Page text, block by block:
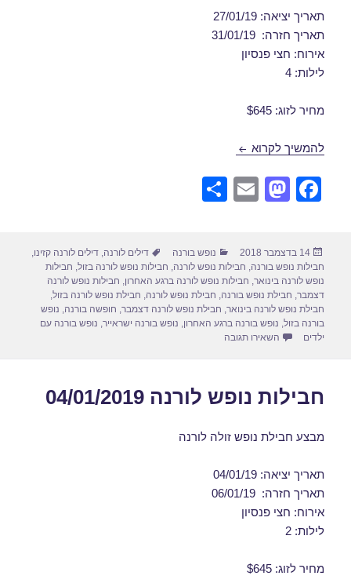
תאריך יציאה: 27/01/19
תאריך חזרה: 31/01/19
אירוח: חצי פנסיון
לילות: 4
מחיר לזוג: $645
להמשיך לקרוא דילים לורנה בינואר 27/01/2019
F
e
b
o
o
M
o
d
o
n
E
e
פורסם
בתאריך
14 בדצמבר 2018 קטגוריות
נופש בורנה תגיות
דילים לורנה,דילים לורנה קזינו,
חבילות נופש בורנה, חבילות נופש לורנה, חבילות נופש לורנה בזול, חבילות
נופש לורנה בינואר, חבילות נופש לורנה ברגע האחרון, חבילות נופש לורנה
דצמבר, חבילת נופש בורנה, חבילת נופש לורנה, חבילת נופש לורנה בזול,
חבילת נופש לורנה בינואר, חבילת נופש לורנה דצמבר, חופשה בורנה, נופש
בורנה בזול, נופש בורנה ברגע האחרון, נופש בורנה ישראייר, נופש בורנה עם
ילדים
השאירו תגובה
חבילות נופש לורנה 04/01/2019
מבצע חבילת נופש זולה לורנה
תאריך יציאה: 04/01/19
תאריך חזרה: 06/01/19
אירוח: חצי פנסיון
לילות: 2
מחיר לזוג: $645